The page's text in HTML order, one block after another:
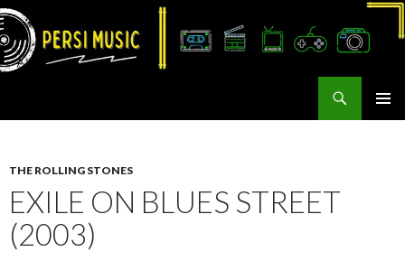
THE ROLLING STONES
EXILE ON BLUES STREET
(2003)